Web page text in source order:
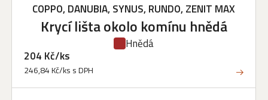
COPPO, DANUBIA, SYNUS, RUNDO, ZENIT MAX
Krycí lišta okolo komínu hnědá
Hnědá
204 Kč/ks
246,84 Kč/ks s DPH